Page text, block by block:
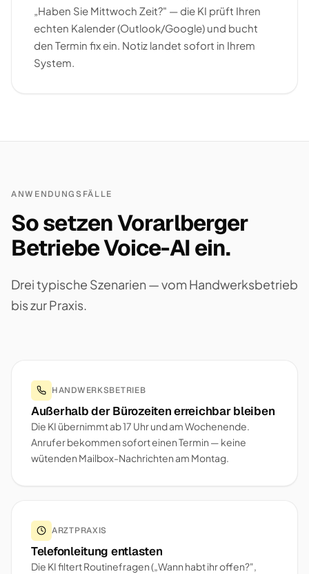
„Haben Sie Mittwoch Zeit?" — die KI prüft Ihren
echten Kalender (Outlook/Google) und bucht
den Termin fix ein. Notiz landet sofort in Ihrem
System.
ANWENDUNGSFÄLLE
So setzen Vorarlberger
Betriebe Voice-AI ein.
Drei typische Szenarien — vom Handwerksbetrieb
bis zur Praxis.
HANDWERKSBETRIEB
Außerhalb der Bürozeiten erreichbar bleiben
Die KI übernimmt ab 17 Uhr und am Wochenende.
Anrufer bekommen sofort einen Termin — keine
wütenden Mailbox-Nachrichten am Montag.
ARZTPRAXIS
Telefonleitung entlasten
Die KI filtert Routinefragen („Wann habt ihr offen?",